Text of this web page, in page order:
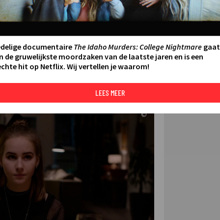
2023
AAN AGENDA
©
FILMS
DE
documentaire The Idaho Murders: College Nightmaregaat
de gruwelijkste moordzaken van de laatste jaren en is een
hit op Netflix. Wij vertellen je waarom!
LEES MEER